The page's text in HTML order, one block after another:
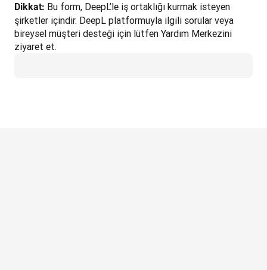
Dikkat: Bu form, DeepL’le iş ortaklığı kurmak isteyen
şirketler içindir. DeepL platformuyla ilgili sorular veya
bireysel müşteri desteği için lütfen Yardım Merkezini
ziyaret et.